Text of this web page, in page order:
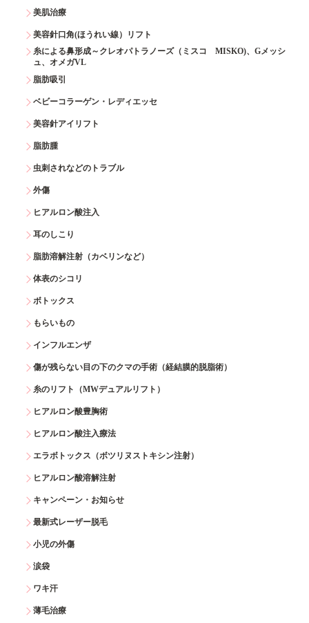
美肌治療
美容針口角(ほうれい線）リフト
糸による鼻形成～クレオパトラノーズ（ミスコ MISKO)、Gメッシ
ュ、オメガVL
脂肪吸引
ベビーコラーゲン・レディエッセ
美容針アイリフト
脂肪腫
虫刺されなどのトラブル
外傷
ヒアルロン酸注入
耳のしこり
脂肪溶解注射（カベリンなど）
体表のシコリ
ボトックス
もらいもの
インフルエンザ
傷が残らない目の下のクマの手術（経結膜的脱脂術）
糸のリフト（MWデュアルリフト）
ヒアルロン酸豊胸術
ヒアルロン酸注入療法
エラボトックス（ボツリヌストキシン注射）
ヒアルロン酸溶解注射
キャンペーン・お知らせ
最新式レーザー脱毛
小児の外傷
涙袋
ワキ汗
薄毛治療